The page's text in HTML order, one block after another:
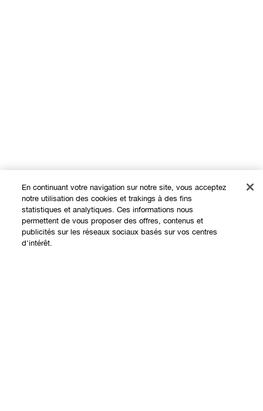
Expérience en ligne
En continuant votre navigation sur notre site, vous acceptez
notre utilisation des cookies et trakings à des fins
statistiques et analytiques. Ces informations nous
permettent de vous proposer des offres, contenus et
publicités sur les réseaux sociaux basés sur vos centres
d'intérêt.